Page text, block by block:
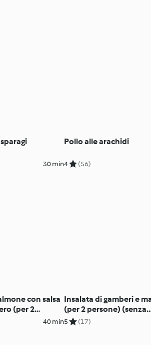
30 min
Pollo alle arachidi
4 (56)
con salsa
(per 2
glutine)
40 min
Insalata di gamberi e
(per 2 persone) (senza
glutine)
5 (17)